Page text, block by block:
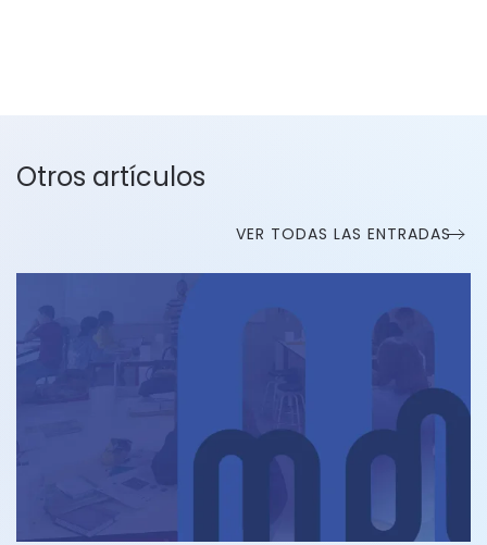
Otros artículos
VER TODAS LAS ENTRADAS